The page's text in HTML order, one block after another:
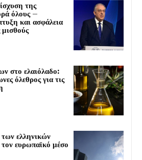
της
όλους –
και ασφάλεια
μισθούς
στο ελαιόλαδο:
όλεθρος για τις
ελληνικών
τον ευρωπαϊκό μέσο